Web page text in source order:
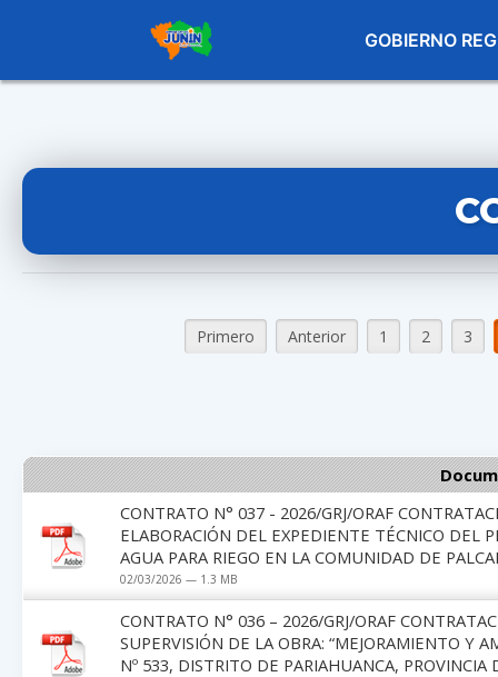
GOBIERNO
Primero Anterior 1 2 3
CONTRATO N° 037 - 2026/GRJ/ORAF
ELABORACIÓN DEL EXPEDIENTE TÉCNICO DEL
AGUA PARA RIEGO EN LA COMUNIDAD DE
02/03/2026 — 1.3 MB
CONTRATO N° 036 – 2026/GRJ/ORAF
SUPERVISIÓN DE LA OBRA: “MEJORAMIENTO Y
Nº 533, DISTRITO DE PARIAHUANCA,